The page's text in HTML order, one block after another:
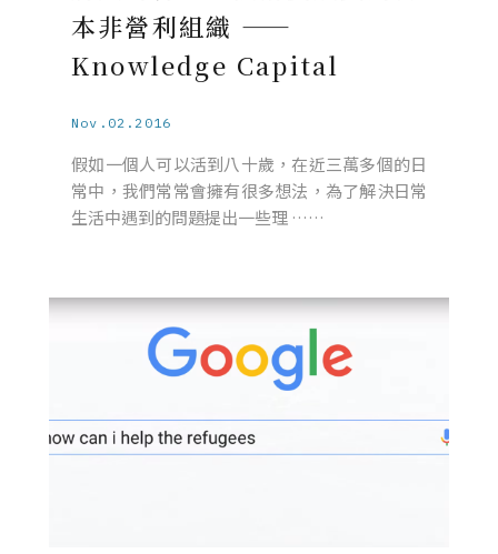
本非營利組織 ——
Knowledge Capital
Nov.02.2016
假如一個人可以活到八十歲，在近三萬多個的日
常中，我們常常會擁有很多想法，為了解決日常
生活中遇到的問題提出一些理 ……